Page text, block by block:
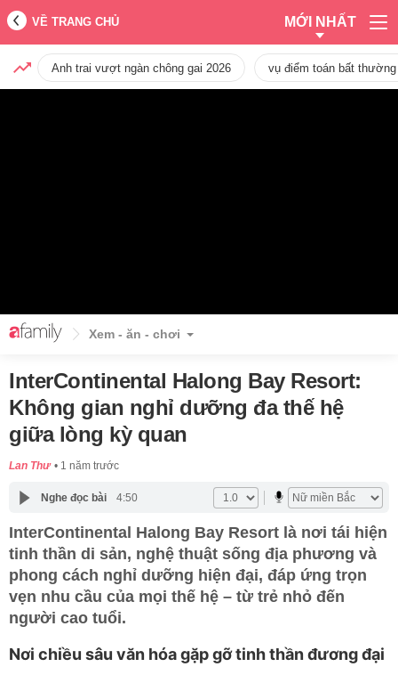
VỀ TRANG CHỦ MỚI NHẤT
Anh trai vượt ngàn chông gai 2026 vụ điểm toán bất
Xem - ăn - chơi
InterContinental Halong Bay Resort:
Không gian nghỉ dưỡng đa thế hệ
giữa lòng kỳ quan
Lan Thư 1 năm trước
Nghe đọc bài 4:50
InterContinental Halong Bay Resort là nơi tái hiện
tinh thần di sản, nghệ thuật sống địa phương và
phong cách nghỉ dưỡng hiện đại, đáp ứng trọn
vẹn nhu cầu của mọi thế hệ – từ trẻ nhỏ đến
người cao tuổi.
Nơi chiều sâu văn hóa gặp gỡ tinh thần đương đại